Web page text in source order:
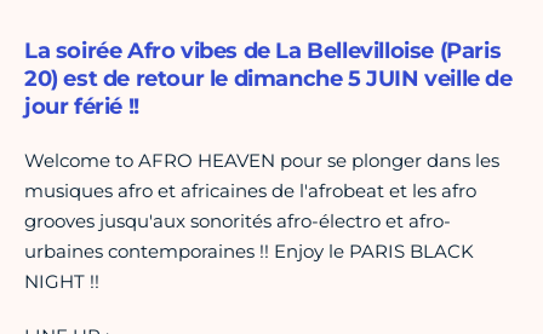
La soirée Afro vibes de La Bellevilloise (Paris
20) est de retour le dimanche 5 JUIN veille de
jour férié !!
Welcome to AFRO HEAVEN pour se plonger dans les
musiques afro et africaines de l'afrobeat et les afro
grooves jusqu'aux sonorités afro-électro et afro-
urbaines contemporaines !! Enjoy le PARIS BLACK
NIGHT !!